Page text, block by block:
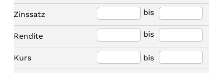
Zinssatz bis
Rendite bis
Kurs bis